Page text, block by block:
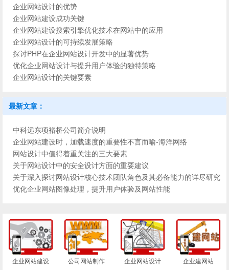
企业网站设计的优势
企业网站建设成功关键
企业网站建设搜索引擎优化技术在网站中的应用
企业网站设计的可持续发展策略
探讨PHP在企业网站设计开发中的显著优势
优化企业网站设计与提升用户体验的独特策略
企业网站设计的关键要素
最新文章：
中科远东项裕桥公司简介说明
企业网站建设时，加载速度的重要性不言而喻-海洋网络
网站设计中值得着重关注的三大要素
关于网站设计中的安全设计方面的重要建议
关于深入探讨网站设计核心技术团队角色及其必备能力的详尽研究
优化企业网站图像处理，提升用户体验及网站性能
企业网站建设 公司网站制作 企业网站设计 企业建网站